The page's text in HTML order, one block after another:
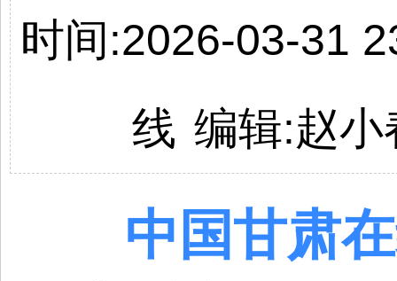
时间:2026-03-31
线 编辑:赵小
中国甘肃